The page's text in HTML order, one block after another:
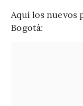
Aquí los nuevos
Bogotá: